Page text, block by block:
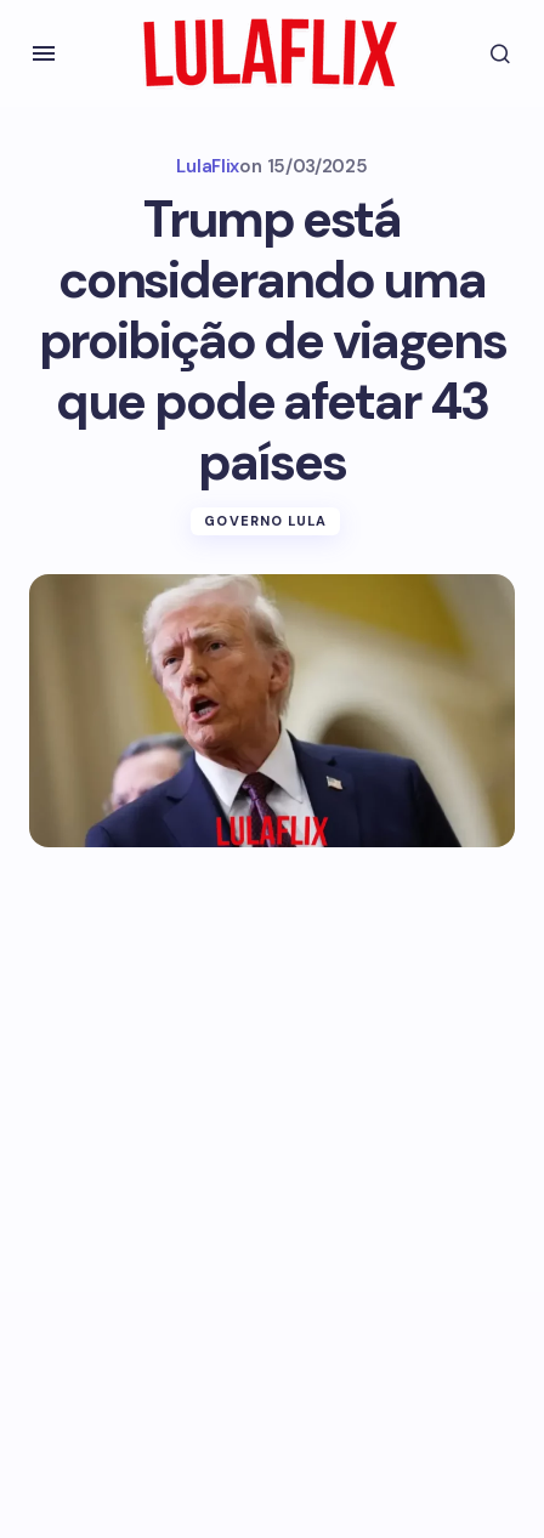
LulaFlixon 15/03/2025
Trump está
considerando uma
proibição de viagens
que pode afetar 43
países
GOVERNO LULA